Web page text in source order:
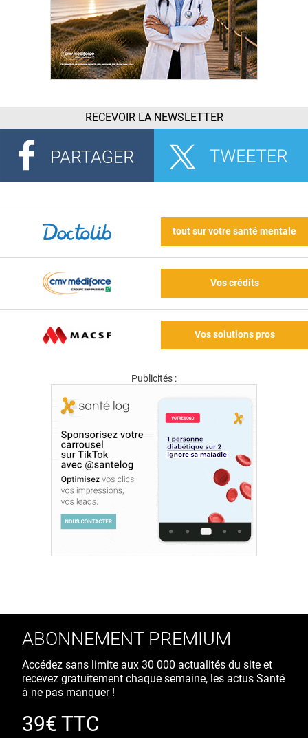
RECEVOIR LA NEWSLETTER
tout sur votre santé mentale
Vos crédits
Vos solutions pros
Publicités :
ABONNEMENT PREMIUM
Accédez sans limite aux 30 000 actualités du site et
recevez gratuitement chaque semaine, les actus Santé
à ne pas manquer !
39€ TTC